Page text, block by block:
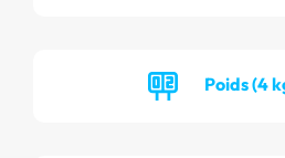
Poids (4